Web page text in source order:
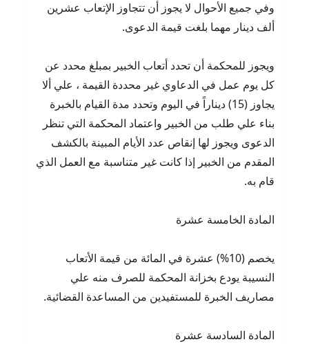
وفي جميع الأحوال لا يجوز أن تتجاوز الإتعاب عشرين
ألف دينار مهما بلغت قيمة الدعوى.
ويجوز للمحكمة أن تحدد أتعاب الخبير بمبلغ محدد عن
كل يوم عمل في الدعاوي غير محددة القيمة ، علي ألا
يجاوز (15) ديناراً في اليوم وتحدد مدة القيام بالخبرة
بناء علي طلب من الخبير واعتماد المحكمة التي تنظر
الدعوى ويجوز لها إنقاص عدد الأيام المبينة بالكشف
المقدم من الخبير إذا كانت غير متناسبة مع العمل الذي
قام به.
المادة الخامسة عشرة
يخصم (10%) عشرة في المائة من قيمة الأتعاب
النسيبة يودع بخزانة المحكمة للصرف منه علي
مصاريف الخبرة للمستفيدين من المساعدة القضائية.
المادة السادسة عشرة